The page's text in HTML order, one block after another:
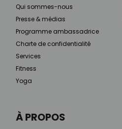
À PROPOS
Qui sommes-nous
Presse & médias
Programme ambassadrice
Charte de confidentialité
Services
Fitness
Yoga